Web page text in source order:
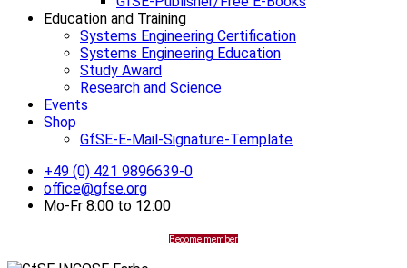
Education and Training
Systems Engineering Certification
Systems Engineering Education
Study Award
Research and Science
Events
Shop
GfSE-E-Mail-Signature-Template
+49 (0) 421 9896639-0
office@gfse.org
Mo-Fr 8:00 to 12:00
Become member